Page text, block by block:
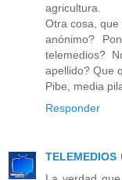
agricultura.
Otra cosa,
anónimo?
telemedios?
apellido? Que
Pibe, media
Responder
TELEMEDIOS